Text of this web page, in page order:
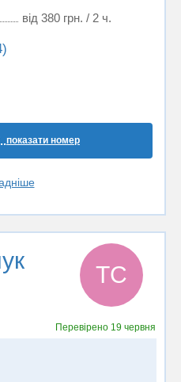
від 380 грн. / 2 ч.
показати номер
ТС
Перевірено 19 червня